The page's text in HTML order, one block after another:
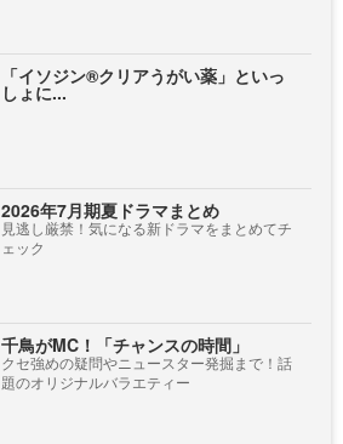
「イソジン®クリアうがい薬」といっ
しょに...
2026年7月期夏ドラマまとめ
見逃し厳禁！気になる新ドラマをまとめてチ
ェック
千鳥がMC！「チャンスの時間」
クセ強めの疑問やニュースター発掘まで！話
題のオリジナルバラエティー